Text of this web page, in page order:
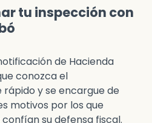
tu inspección con
de Hacienda
conozca el
y se encargue de
motivos por los que
su defensa fiscal.